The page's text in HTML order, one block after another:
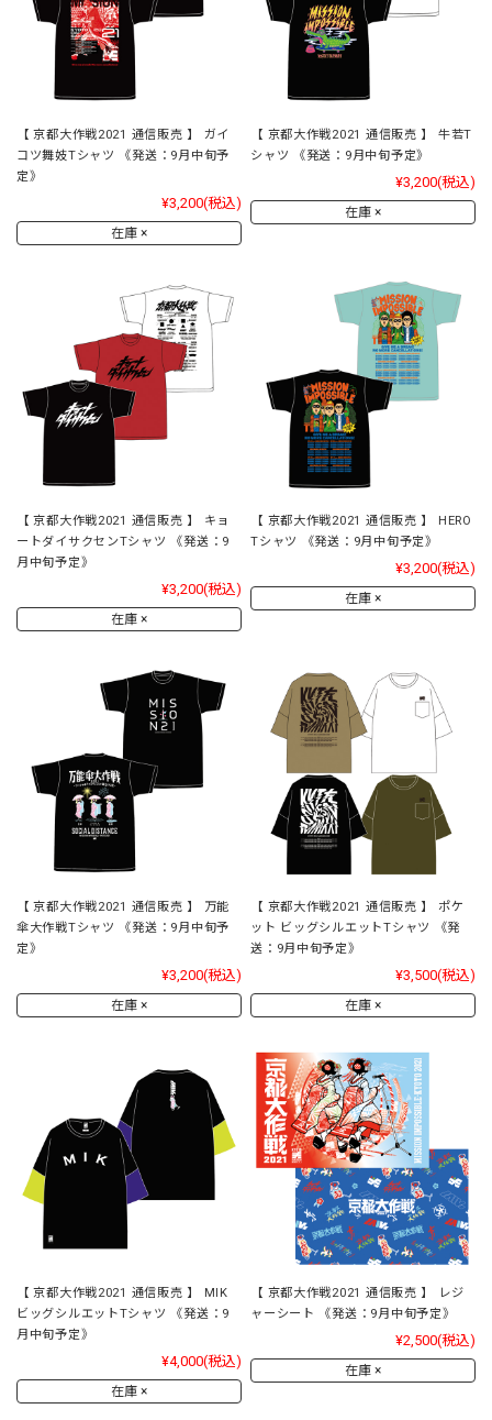
【 京都大作戦2021 通信販売 】 ガイ
コツ舞妓Tシャツ 《発送：9月中旬予
定》
¥3,200(税込)
在庫 ×
【 京都大作戦2021 通信販売 】 牛若T
シャツ 《発送：9月中旬予定》
¥3,200(税込)
在庫 ×
【 京都大作戦2021 通信販売 】 キョ
ートダイサクセンTシャツ 《発送：9
月中旬予定》
¥3,200(税込)
在庫 ×
【 京都大作戦2021 通信販売 】 HERO
Tシャツ 《発送：9月中旬予定》
¥3,200(税込)
在庫 ×
【 京都大作戦2021 通信販売 】 万能
傘大作戦Tシャツ 《発送：9月中旬予
定》
¥3,200(税込)
在庫 ×
【 京都大作戦2021 通信販売 】 ポケ
ット ビッグシルエットTシャツ 《発
送：9月中旬予定》
¥3,500(税込)
在庫 ×
【 京都大作戦2021 通信販売 】 MIK
ビッグシルエットTシャツ 《発送：9
月中旬予定》
¥4,000(税込)
在庫 ×
【 京都大作戦2021 通信販売 】 レジ
ャーシート 《発送：9月中旬予定》
¥2,500(税込)
在庫 ×